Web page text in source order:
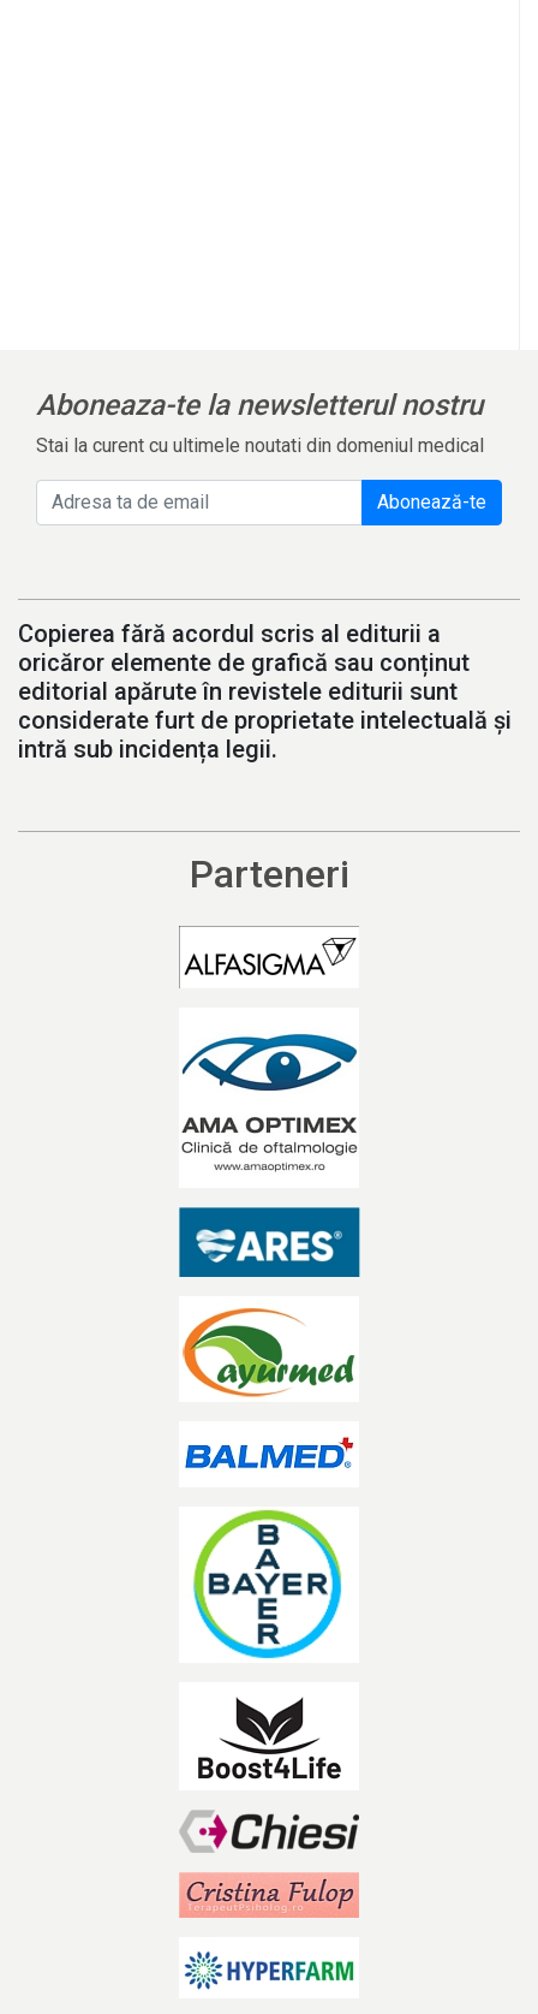
Aboneaza-te la newsletterul nostru
Stai la curent cu ultimele noutati din domeniul medical
Abonează-te
Copierea fără acordul scris al editurii a
oricăror elemente de grafică sau conținut
editorial apărute în revistele editurii sunt
considerate furt de proprietate intelectuală și
intră sub incidența legii.
Parteneri